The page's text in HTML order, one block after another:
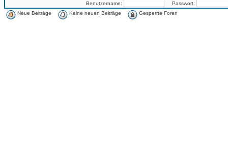
Benutzername:
Passwort:
Neue Beiträge
Keine neuen Beiträge Gesperrte Foren